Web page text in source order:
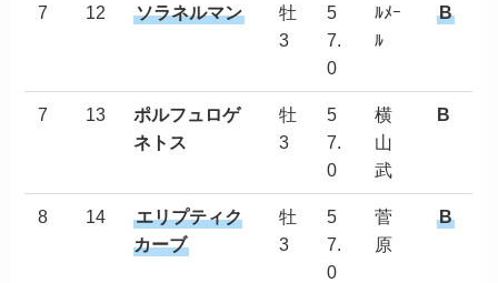
7 12 ソラネルマン
牡
3
5
7.
0
ﾙﾒｰ
ﾙ
B
7 13
ポルフュロゲ
ネトス
牡
3
5
7.
0
横
山
武
B
8 14
エリプティク
カーブ
牡
3
5
7.
0
菅
原
B